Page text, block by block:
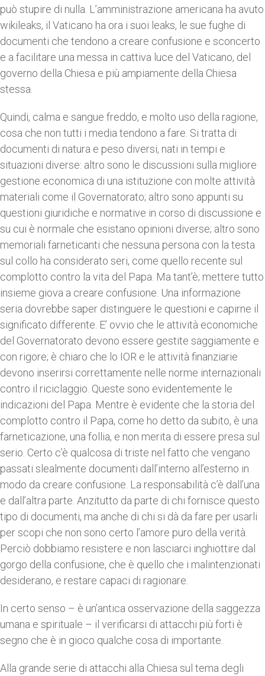
può stupire di nulla. L’amministrazione americana ha avuto
wikileaks, il Vaticano ha ora i suoi leaks, le sue fughe di
documenti che tendono a creare confusione e sconcerto
e a facilitare una messa in cattiva luce del Vaticano, del
governo della Chiesa e più ampiamente della Chiesa
stessa.
Quindi, calma e sangue freddo, e molto uso della ragione,
cosa che non tutti i media tendono a fare. Si tratta di
documenti di natura e peso diversi, nati in tempi e
situazioni diverse: altro sono le discussioni sulla migliore
gestione economica di una istituzione con molte attività
materiali come il Governatorato; altro sono appunti su
questioni giuridiche e normative in corso di discussione e
su cui è normale che esistano opinioni diverse; altro sono
memoriali farneticanti che nessuna persona con la testa
sul collo ha considerato seri, come quello recente sul
complotto contro la vita del Papa. Ma tant’è; mettere tutto
insieme giova a creare confusione. Una informazione
seria dovrebbe saper distinguere le questioni e capirne il
significato differente. E’ ovvio che le attività economiche
del Governatorato devono essere gestite saggiamente e
con rigore; è chiaro che lo IOR e le attività finanziarie
devono inserirsi correttamente nelle norme internazionali
contro il riciclaggio. Queste sono evidentemente le
indicazioni del Papa. Mentre è evidente che la storia del
complotto contro il Papa, come ho detto da subito, è una
farneticazione, una follia, e non merita di essere presa sul
serio. Certo c’è qualcosa di triste nel fatto che vengano
passati slealmente documenti dall’interno all’esterno in
modo da creare confusione. La responsabilità c’è dall’una
e dall’altra parte. Anzitutto da parte di chi fornisce questo
tipo di documenti, ma anche di chi si dà da fare per usarli
per scopi che non sono certo l’amore puro della verità.
Perciò dobbiamo resistere e non lasciarci inghiottire dal
gorgo della confusione, che è quello che i malintenzionati
desiderano, e restare capaci di ragionare.
In certo senso – è un’antica osservazione della saggezza
umana e spirituale – il verificarsi di attacchi più forti è
segno che è in gioco qualche cosa di importante.
Alla grande serie di attacchi alla Chiesa sul tema degli